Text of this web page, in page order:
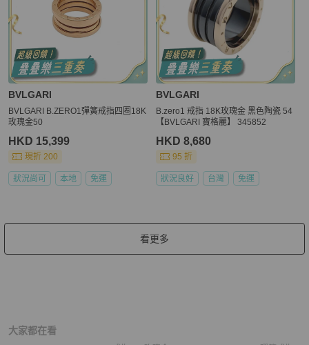
BVLGARI
BVLGARI B.ZERO1彈簧戒指四圈18K
玫瑰金50
HKD 15,399
現折 200
狀況尚可 本地 免運
BVLGARI
B.zero1 戒指 18K玫瑰金 黑色陶瓷 54
【BVLGARI 寶格麗】 345852
HKD 8,680
95 折
狀況良好 台灣 免運
看更多
大家都在看